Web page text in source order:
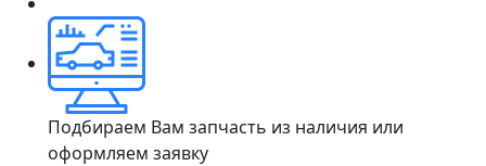
Подбираем Вам запчасть из наличия или
оформляем заявку